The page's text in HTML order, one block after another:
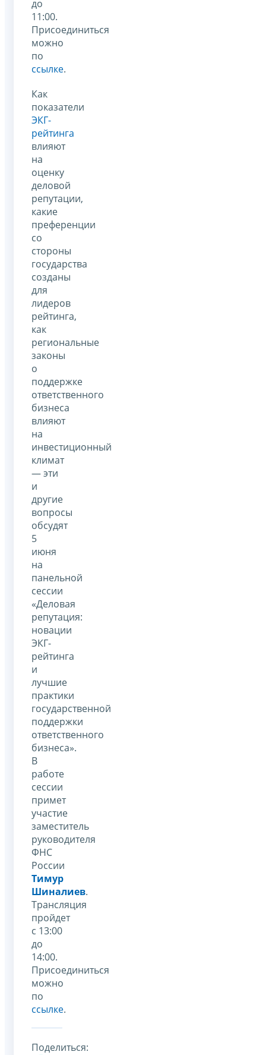
до
11:00.
Присоединиться
можно
по
ссылке.
Как
показатели
ЭКГ-
рейтинга
влияют
на
оценку
деловой
репутации,
какие
преференции
со
стороны
государства
созданы
для
лидеров
рейтинга,
как
региональные
законы
о
поддержке
ответственного
бизнеса
влияют
на
инвестиционный
климат
— эти
и
другие
вопросы
обсудят
5
июня
на
панельной
сессии
«Деловая
репутация:
новации
ЭКГ-
рейтинга
и
лучшие
практики
государственной
поддержки
ответственного
бизнеса».
В
работе
сессии
примет
участие
заместитель
руководителя
ФНС
России
Тимур
Шиналиев.
Трансляция
пройдет
с 13:00
до
14:00.
Присоединиться
можно
по
ссылке.
Поделиться: